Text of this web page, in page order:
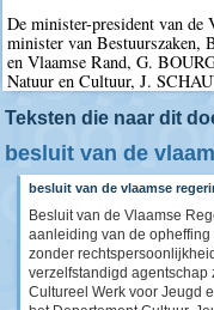
De minister-president van
minister van Bestuurszaken,
en Vlaamse Rand, G.
Natuur en Cultuur, J.
Teksten die naar dit
besluit van de
besluit van de vlaamse
Besluit van de Vlaamse
aanleiding van de
zonder
verzelfstandigd
Cultureel Werk voor Jeugd